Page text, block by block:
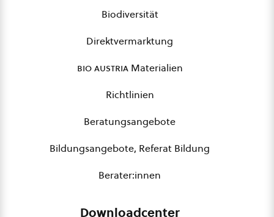
Biodiversität
Direktvermarktung
bio austriaMaterialien
Richtlinien
Beratungsangebote
Bildungsangebote, Referat Bildung
Berater:innen
Downloadcenter